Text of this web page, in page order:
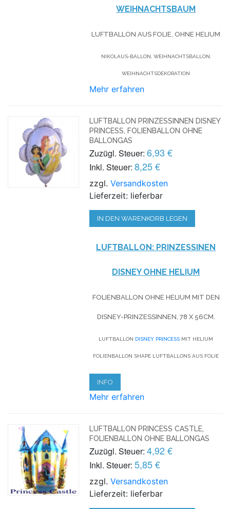
WEIHNACHTSBAUM
LUFTBALLON AUS FOLIE, OHNE HELIUM
NIKOLAUS-BALLON, WEIHNACHTSBALLON,
WEIHNACHTSDEKORATION
Mehr erfahren
LUFTBALLON PRINZESSINNEN DISNEY
PRINCESS, FOLIENBALLON OHNE
BALLONGAS
Zuzügl. Steuer: 6,93 €
Inkl. Steuer: 8,25 €
zzgl.Versandkosten
Lieferzeit: lieferbar
IN DEN WARENKORB LEGEN
LUFTBALLON: PRINZESSINEN
DISNEY OHNE HELIUM
FOLIENBALLON OHNE HELIUM MIT DEN
DISNEY-PRINZESSINNEN, 78 X 56CM.
LUFTBALLON DISNEY PRINCESS MIT HELIUM
FOLIENBALLON SHAPE LUFTBALLONS AUS FOLIE
INFO
Mehr erfahren
LUFTBALLON PRINCESS CASTLE,
FOLIENBALLON OHNE BALLONGAS
Zuzügl. Steuer: 4,92 €
Inkl. Steuer: 5,85 €
zzgl.Versandkosten
Lieferzeit: lieferbar